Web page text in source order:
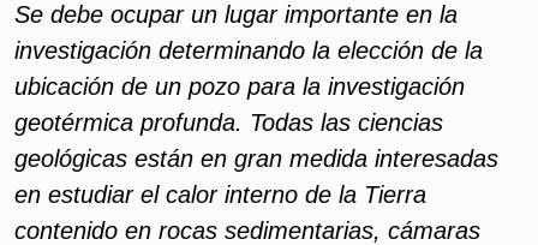
Se debe ocupar un lugar importante en la
investigación determinando la elección de la
ubicación de un pozo para la investigación
geotérmica profunda. Todas las ciencias
geológicas están en gran medida interesadas
en estudiar el calor interno de la Tierra
contenido en rocas sedimentarias, cámaras